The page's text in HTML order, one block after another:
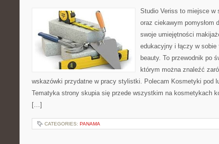
Studio Veriss to miejsce w
oraz ciekawym pomysłom
swoje umiejętności
edukacyjny i łączy w
beauty. To przewodnik po
którym można znaleźć
wskazówki przydatne w pracy stylistki. Polecam Kosmetyki pod
Tematyka strony skupia się przede wszystkim na kosmetykach
[…]
CATEGORIES: PANAMA